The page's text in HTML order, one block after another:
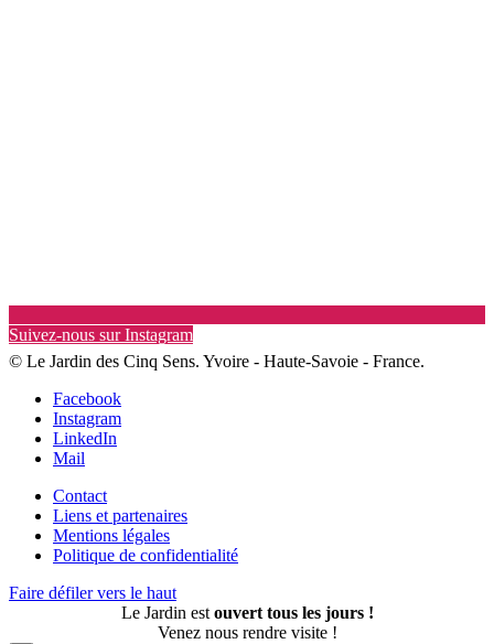
Suivez-nous sur Instagram
© Le Jardin des Cinq Sens. Yvoire - Haute-Savoie - France.
Facebook
Instagram
LinkedIn
Mail
Contact
Liens et partenaires
Mentions légales
Politique de confidentialité
Faire défiler vers le haut
Le Jardin estouvert tous les jours !
Venez nous rendre visite !